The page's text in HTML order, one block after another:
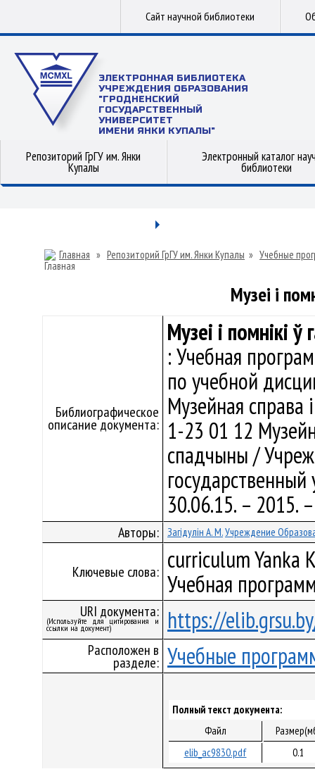
Сайт научной библиотеки
ЭЛЕКТРОННАЯ БИБЛИОТЕКА
УЧРЕЖДЕНИЯ ОБРАЗОВАНИЯ
"ГРОДНЕНСКИЙ
ГОСУДАРСТВЕННЫЙ
УНИВЕРСИТЕТ
ИМЕНИ ЯНКИ КУПАЛЫ"
Репозиторий ГрГУ им. Янки
Купалы
Электронный каталог
библиотеки
Главная » Репозиторий ГрГУ им. Янки Купалы » Учебные
Музеі і
Библиографическое
описание документа:
Музеі і помнікі
: Учебная
по учебной
Музейная справа
1-23 01 12
спадчыны /
30.06.15. –
Авторы: Загідулін А. М.Учреждение
Ключевые слова: curriculum Yanka
Учебная
URI документа:
(Используйте для цитирования и
ссылки на документ) https://
Расположен в
разделе: Учебные
Полный текст документа:
Файл
elib_ac9830.pdf
0.1